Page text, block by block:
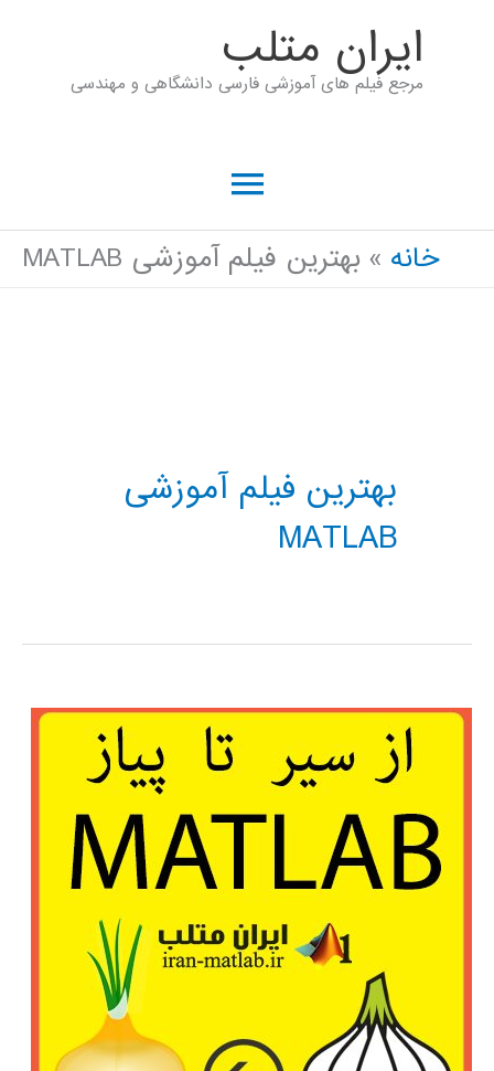
ايران متلب
مرجع فیلم های آموزشی فارسی دانشگاهی و مهندسی
فهرست
اصلی
خانه بهترین فیلم آموزشی MATLAB
بهترین فیلم آموزشی
MATLAB